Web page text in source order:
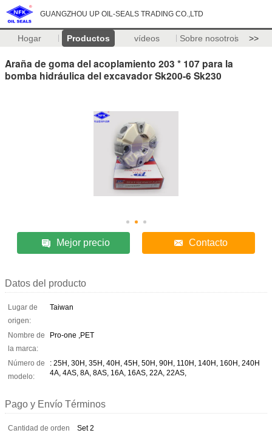
GUANGZHOU UP OIL-SEALS TRADING CO.,LTD
Hogar Productos vídeos Sobre nosotros >>
Araña de goma del acoplamiento 203 * 107 para la
bomba hidráulica del excavador Sk200-6 Sk230
Mejor precio Contacto
Datos del producto
Lugar de
origen:
Taiwan
Nombre de
la marca:
Pro-one ,PET
Número de
modelo:
: 25H, 30H, 35H, 40H, 45H, 50H, 90H, 110H, 140H, 160H, 240H
4A, 4AS, 8A, 8AS, 16A, 16AS, 22A, 22AS,
Pago y Envío Términos
Cantidad de orden
Set 2